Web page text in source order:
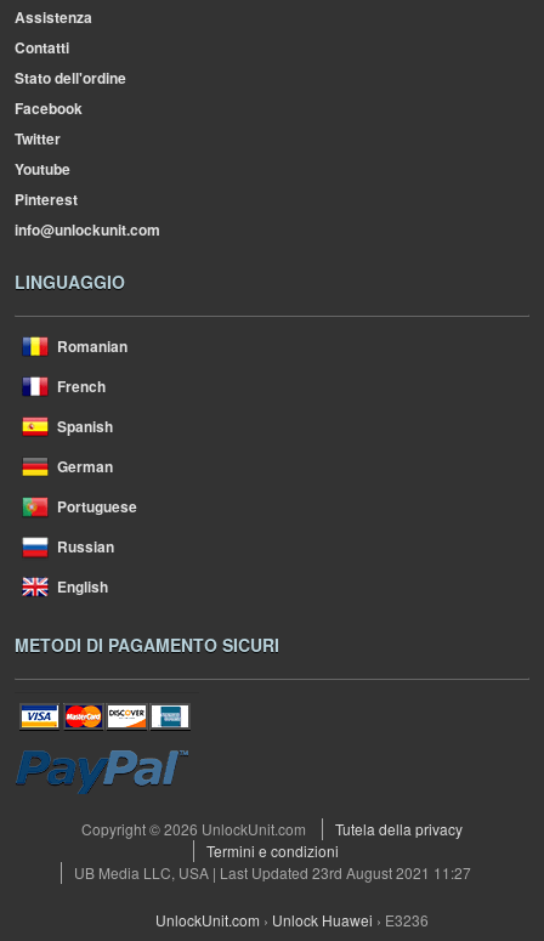
Assistenza
Contatti
Stato dell'ordine
Facebook
Twitter
Youtube
Pinterest
info@unlockunit.com
LINGUAGGIO
Romanian
French
Spanish
German
Portuguese
Russian
English
METODI DI PAGAMENTO SICURI
Copyright © 2026 UnlockUnit.com
Tutela della privacy
Termini e condizioni
UB Media LLC, USA | Last Updated 23rd August 2021 11:27
UnlockUnit.com › Unlock Huawei › E3236